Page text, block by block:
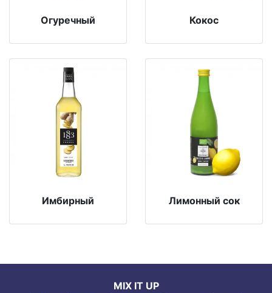
Огуречный Кокос
Имбирный Лимонный сок
MIX IT UP